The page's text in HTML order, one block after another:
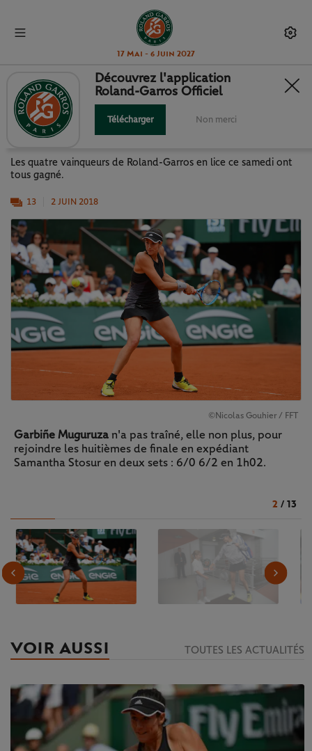
17 Mai - 6 Juin 2027
LES CHAMPIONS DE "ROLAND" À
LA FÊTE
Les quatre vainqueurs de Roland-Garros en lice ce samedi ont
tous gagné.
13 2 JUIN 2018
©Nicolas Gouhier / FFT
Garbiñe Muguruza n'a pas traîné, elle non plus, pour
rejoindre les huitièmes de finale en expédiant
Samantha Stosur en deux sets : 6/0 6/2 en 1h02.
2 / 13
VOIR AUSSI TOUTES LES ACTUALITÉS
Découvrez l'application
Roland-Garros Officiel
Télécharger Non merci